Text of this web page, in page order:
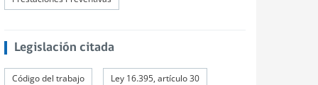
Legislación citada
Código del trabajo Ley 16.395, artículo 30